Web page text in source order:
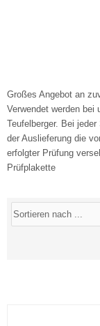
Großes Angebot an
Verwendet werden bei
Teufelberger. Bei
der Auslieferung die
erfolgter Prüfung
Prüfplakette